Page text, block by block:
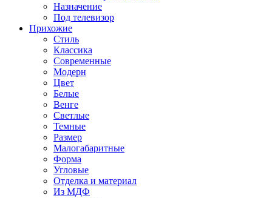
Назначение
Под телевизор
Прихожие
Стиль
Классика
Современные
Модерн
Цвет
Белые
Венге
Светлые
Темные
Размер
Малогабаритные
Форма
Угловые
Отделка и материал
Из МДФ